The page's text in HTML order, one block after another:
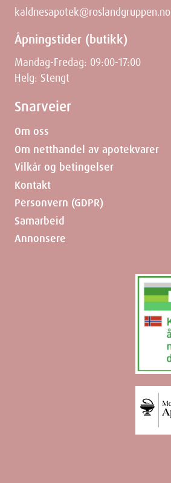
kaldnesapotek@roslandgruppen.no
Åpningstider (butikk)
Mandag-Fredag: 09:00-17:00
Helg: Stengt
Snarveier
Om oss
Om netthandel av apotekvarer
Vilkår og betingelser
Kontakt
Personvern (GDPR)
Samarbeid
Annonsere